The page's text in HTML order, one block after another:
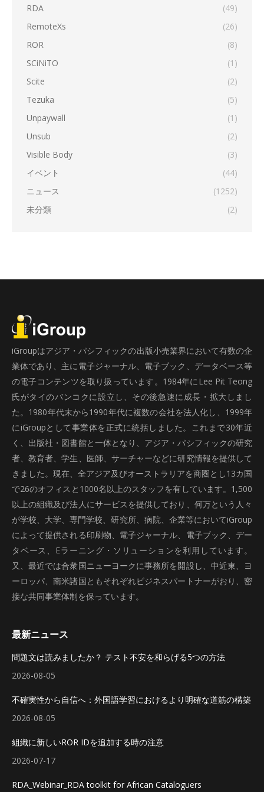
RDA
(49)
RemoteXs
(26)
ROR
(8)
SCiNiTO
(1)
Scite
(2)
Tezuka
(5)
Unpaywall
(1)
Unsub
(2)
Visible Body
(3)
イベント
(44)
ニュース
(1252)
未分類
(2)
iGroupはアジア・パシフィックの出版小売業界において有数の企
業体であり、主に電子ジャーナル、電子ブック、データベース等
の電子コンテンツを取り扱っています。1984年にLee Pit Teong
氏がタイのバンコクに設立し、その後急速に成長・拡大しまし
た。1980年代末から1990年代に複数の会社を法人化し、1999年
にiGroupとして事業体を正式に統括しました。これまで30年近
く、出版社・図書館と一体となり、アジア・パシフィックの研究
者、教育者、学生、医師、サーチャーなどに研究情報を提供して
きました。現在、全アジア及びオーストラリアを商圏とし13カ国
で26のオフィスと1000名以上のスタッフを有しています。1,500
以上の組織及び法人にサービスを提供しており、何万という人々
が学校、大学、専門学校、研究所、病院、企業等においてiGroup
によって提供される印刷物、電子ジャーナル、電子ブック、デー
タベース、Eラーニング・ソリューションを利用しています。
又、最近では合衆国ニューヨークに事務所を開設し、中近東、ヨ
ーロッパ、南米諸国ともそれぞれビジネスパートナーがおり、密
接な共同事業体制を保っています。
最新ニュース
問題文は読みましたか？ テスト不安を和らげる5つの方法
2026-08-05
不確実性から自信へ：外国語学習におけるより明確な道筋の構築
2026-08-05
組織に新しいROR IDを追加する時の注意
2026-07-17
RDA_Webinar_RDA toolkit for African Cataloguers